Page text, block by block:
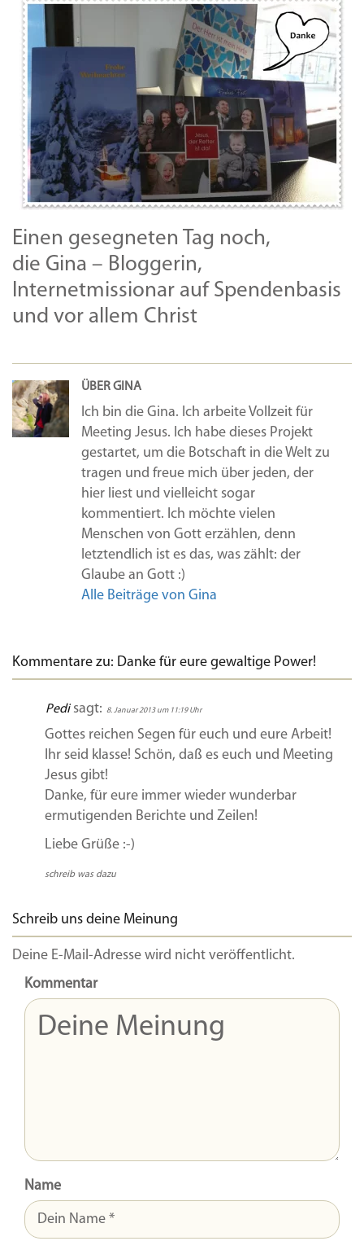
Einen gesegneten Tag noch,
die Gina – Bloggerin,
Internetmissionar auf Spendenbasis
und vor allem Christ
ÜBER GINA
Ich bin die Gina. Ich arbeite Vollzeit für
Meeting Jesus. Ich habe dieses Projekt
gestartet, um die Botschaft in die Welt zu
tragen und freue mich über jeden, der
hier liest und vielleicht sogar
kommentiert. Ich möchte vielen
Menschen von Gott erzählen, denn
letztendlich ist es das, was zählt: der
Glaube an Gott :)
Alle Beiträge von Gina
Kommentare zu: Danke für eure gewaltige Power!
Pedi sagt: 8. Januar 2013 um 11:19 Uhr
Gottes reichen Segen für euch und eure Arbeit!
Ihr seid klasse! Schön, daß es euch und Meeting
Jesus gibt!
Danke, für eure immer wieder wunderbar
ermutigenden Berichte und Zeilen!
Liebe Grüße :-)
schreib was dazu
Schreib uns deine Meinung
Deine E-Mail-Adresse wird nicht veröffentlicht.
Kommentar
Name